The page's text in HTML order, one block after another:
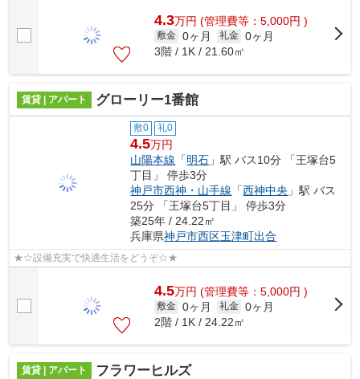
4.3万円 (管理費等：5,000円 )
敷金 0ヶ月 礼金 0ヶ月
3階 / 1K / 21.60㎡
賃貸 | アパート グローリー1番館
敷0 礼0
4.5万円
山陽本線 「明石 」駅 バス10分 「王塚台5
丁目」 停歩3分
神戸市西神・山手線 「西神中央 」駅 バス
25分 「王塚台5丁目」 停歩3分
築25年 / 24.22㎡
兵庫県神戸市西区玉津町出合
★☆設備充実で快適生活をどうぞ☆★
4.5万円 (管理費等：5,000円 )
敷金 0ヶ月 礼金 0ヶ月
2階 / 1K / 24.22㎡
賃貸 | アパート フラワーヒルズ